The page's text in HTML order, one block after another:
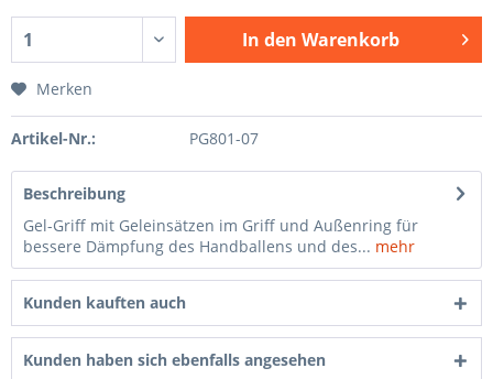
In den Warenkorb
Merken
Artikel-Nr.: PG801-07
Beschreibung
Gel-Griff mit Geleinsätzen im Griff und Außenring für
bessere Dämpfung des Handballens und des... mehr
Kunden kauften auch
Kunden haben sich ebenfalls angesehen